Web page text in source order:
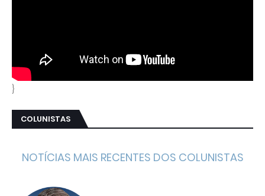
}
COLUNISTAS
NOTÍCIAS MAIS RECENTES DOS COLUNISTAS